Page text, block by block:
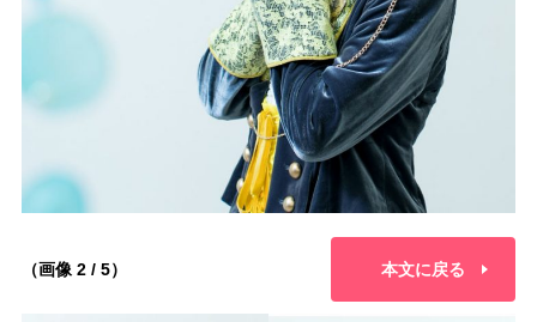
（画像 2 / 5） 本文に戻る